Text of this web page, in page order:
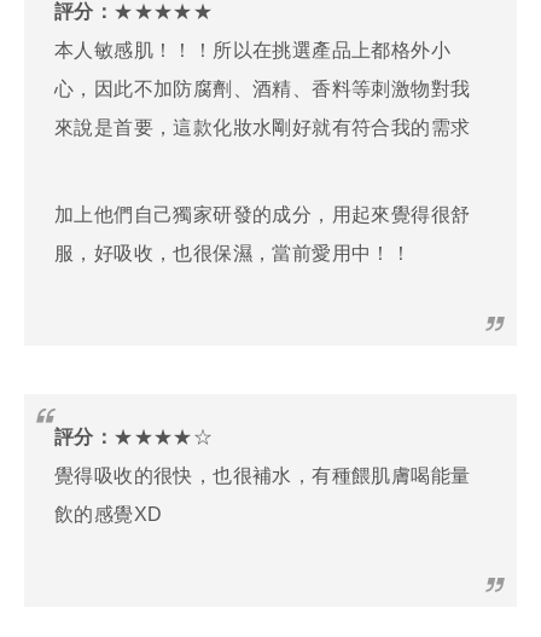
評分： ★★★★★
本人敏感肌！！！所以在挑選產品上都格外小
心，因此不加防腐劑、酒精、香料等刺激物對我
來說是首要，這款化妝水剛好就有符合我的需求
加上他們自己獨家研發的成分，用起來覺得很舒
服，好吸收，也很保濕，當前愛用中！！
評分： ★★★★☆
覺得吸收的很快，也很補水，有種餵肌膚喝能量
飲的感覺XD